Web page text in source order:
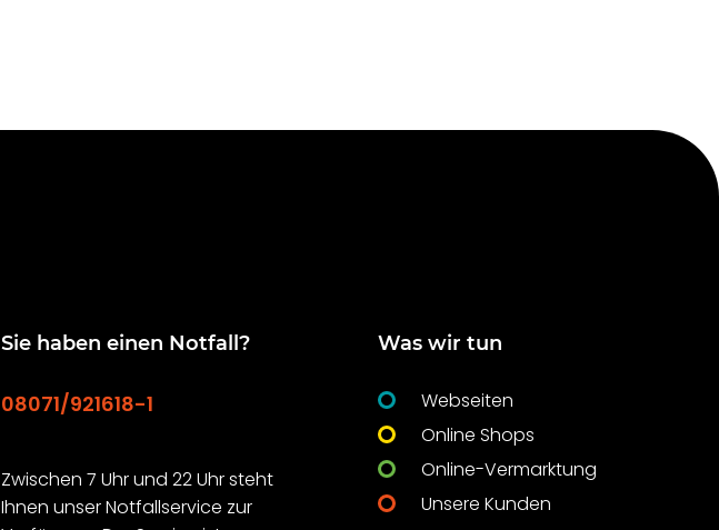
Sie haben einen Notfall?
08071/921618-1
Zwischen 7 Uhr und 22 Uhr steht
Ihnen unser Notfallservice zur
Was wir tun
Webseiten
Online Shops
Online-Vermarktung
Unsere Kunden